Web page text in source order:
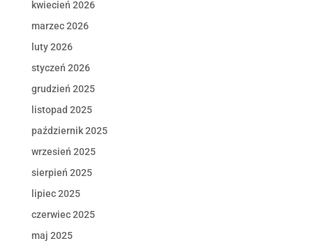
kwiecień 2026
marzec 2026
luty 2026
styczeń 2026
grudzień 2025
listopad 2025
październik 2025
wrzesień 2025
sierpień 2025
lipiec 2025
czerwiec 2025
maj 2025